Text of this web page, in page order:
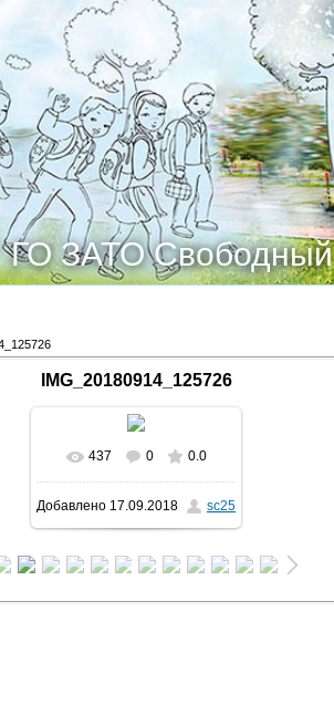
ЗАТО Свободный
IMG_20180914_125726
437 0 0.0
Добавлено 17.09.2018 sc25